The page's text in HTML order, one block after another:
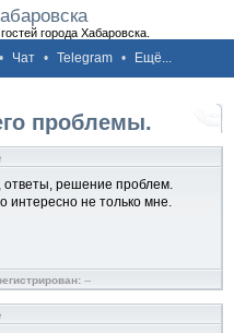
города Хабаровска.
• Чат • Telegram • Ещё...
проблемы.
ответы, решение проблем.
интересно не только мне.
--